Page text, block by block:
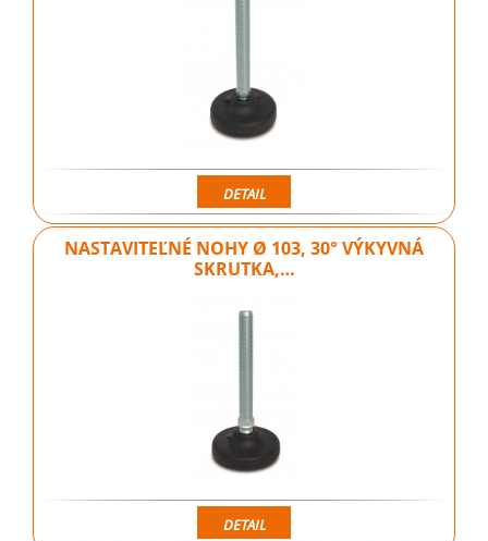
DETAIL
NASTAVITEĽNÉ NOHY Ø 103, 30° VÝKYVNÁ
SKRUTKA,…
DETAIL